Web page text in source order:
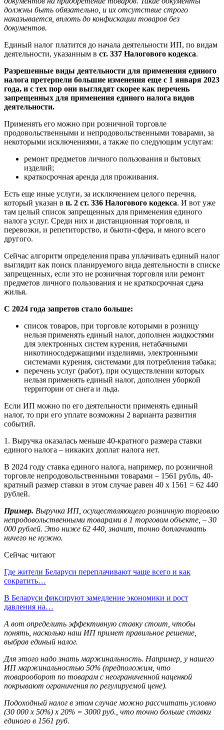
должны быть обязательно, и их отсутствие строго
наказывается, вплоть до конфискации товаров без
документов.
Единый налог платится до начала деятельности ИП, по видам
деятельности, указанным в ст. 337 Налогового кодекса.
Разрешенные виды деятельности для применения единого
налога претерпели большие изменения еще с 1 января 2023
года, и с тех пор они выглядят скорее как перечень
запрещенных для применения единого налога видов
деятельности.
Применять его можно при розничной торговле
продовольственными и непродовольственными товарами, за
некоторыми исключениями, а также по следующим услугам:
ремонт предметов личного пользования и бытовых
изделий;
краткосрочная аренда для проживания.
Есть еще иные услуги, за исключением целого перечня,
который указан в п. 2 ст. 336 Налогового кодекса. И вот уже
там целый список запрещенных для применения единого
налога услуг. Среди них и дистанционная торговля, и
перевозки, и репетиторство, и бьюти-сфера, и много всего
другого.
Сейчас алгоритм определения права уплачивать единый налог
выглядит как поиск планируемого вида деятельности в списке
запрещенных, если это не розничная торговля или ремонт
предметов личного пользования и не краткосрочная сдача
жилья.
С 2024 года запретов стало больше:
список товаров, при торговле которыми в розницу
нельзя применять единый налог, дополнен жидкостями
для электронных систем курения, нетабачными
никотиносодержащими изделиями, электронными
системами курения, системами для потребления табака;
перечень услуг (работ), при осуществлении которых
нельзя применять единый налог, дополнен уборкой
территории от снега и льда.
Если ИП можно по его деятельности применять единый
налог, то при его уплате возможны 2 варианта развития
событий.
1. Выручка оказалась меньше 40-кратного размера ставки
единого налога – никаких доплат налога нет.
В 2024 году ставка единого налога, например, по розничной
торговле непродовольственными товарами – 1561 рубль, 40-
кратный размер ставки в этом случае равен 40 х 1561 = 62 440
рублей.
Пример. Выручка ИП, осуществляющего розничную торговлю
непродовольственными товарами в 1 торговом объекте, – 30
000 рублей. Это ниже 62 440, значит, точно доплачивать
ничего не нужно.
Сейчас читают
Где жители Беларуси переплачивают чаще всего и как
сократить…
В Беларуси фиксируют замедление экономики и рост
давления на…
А вот определить эффективную ставку стоит, чтобы
понять, насколько наш ИП примет правильное решение,
выбрав единый налог.
Для этого надо знать маржинальность. Например, у нашего
ИП маржинальностью 50% (предположим, что
товарооборот по товарам с неограниченной наценкой
покрывают ограничения по регулируемой цене).
Подоходный налог в этом случае можно рассчитать условно
(30 000 х 50%) х 20% = 3000 руб., что точно больше ставки
единого в 1561 руб.